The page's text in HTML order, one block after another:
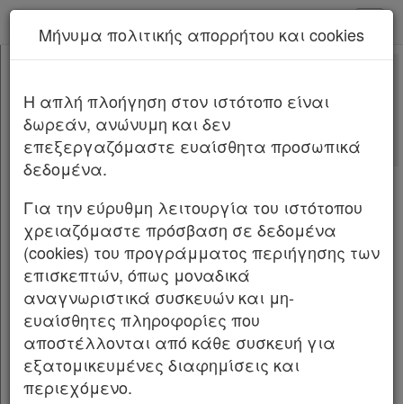
Κεφαλίδα
Σώμα [-]
ΑΡΘΡΟ ΠΡΩΤΟ
ΑΡΘΡΟ ΔΕΥΤΕΡΟ
Νέα υπηρεσία Kodiko Assistant.Περισσότερα
Π.Δ. 101/2025
ΠΡΟΕΔΡΙΚΟ ΔΙΑΤΑΓΜΑ ΥΠ’ ΑΡΙΘΜ.101 ΦΕΚ Α
214/27.11.2025
Ίδρυση Εταιρείας Αξιοποίησης και
Διαχείρισης της Περιουσίας του
Πανεπιστημίου Πειραιώς
Ο ΠΡΟΕΔΡΟΣ ΤΗΣ ΕΛΛΗΝΙΚΗΣ ΔΗΜΟΚΡΑΤΙΑΣ
Έχοντας υπόψη: 1. Τις διατάξεις: α) του ν.
4957/2022 «Νέοι Ορίζοντες στα Ανώτατα
Εκπαιδευτικά Ιδρύματα: Ενίσχυση της
Μήνυμα πολιτικής απορρήτου και cookies
H απλή πλοήγηση στον ιστότοπο είναι
δωρεάν, ανώνυμη και δεν
επεξεργαζόμαστε ευαίσθητα προσωπικά
δεδομένα.
Για την εύρυθμη λειτουργία του ιστότοπου
χρειαζόμαστε πρόσβαση σε δεδομένα
(cookies) του προγράμματος περιήγησης των
επισκεπτών, όπως μοναδικά
αναγνωριστικά συσκευών και μη-
ευαίσθητες πληροφορίες που
αποστέλλονται από κάθε συσκευή για
εξατομικευμένες διαφημίσεις και
περιεχόμενο.